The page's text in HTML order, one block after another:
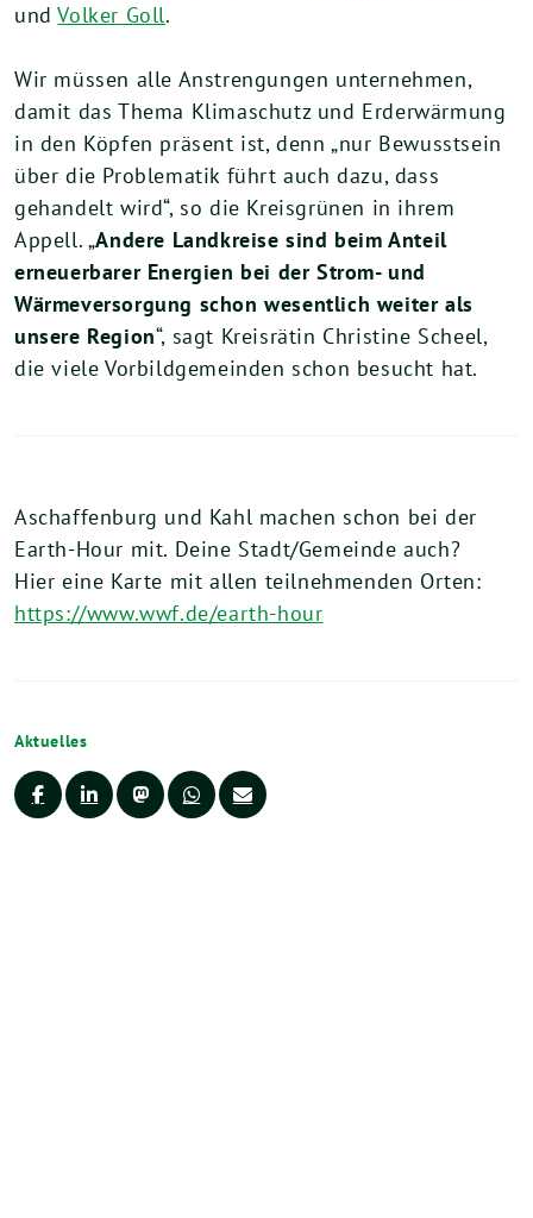
undVolker Goll.
Wir müssen alle Anstrengungen unternehmen,
damit das Thema Klimaschutz und Erderwärmung
in den Köpfen präsent ist, denn „nur Bewusstsein
über die Problematik führt auch dazu, dass
gehandelt wird“, so die Kreisgrünen in ihrem
Appell. „Andere Landkreise sind beim Anteil
erneuerbarer Energien bei der Strom- und
Wärmeversorgung schon wesentlich weiter als
unsere Region“, sagt Kreisrätin Christine Scheel,
die viele Vorbildgemeinden schon besucht hat.
Aschaffenburg und Kahl machen schon bei der
Earth-Hour mit. Deine Stadt/Gemeinde auch?
Hier eine Karte mit allen teilnehmenden Orten:
https://www.wwf.de/earth-hour
Aktuelles